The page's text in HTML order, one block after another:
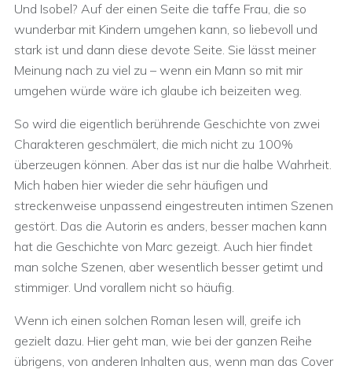
Und Isobel? Auf der einen Seite die taffe Frau, die so
wunderbar mit Kindern umgehen kann, so liebevoll und
stark ist und dann diese devote Seite. Sie lässt meiner
Meinung nach zu viel zu – wenn ein Mann so mit mir
umgehen würde wäre ich glaube ich beizeiten weg.
So wird die eigentlich berührende Geschichte von zwei
Charakteren geschmälert, die mich nicht zu 100%
überzeugen können. Aber das ist nur die halbe Wahrheit.
Mich haben hier wieder die sehr häufigen und
streckenweise unpassend eingestreuten intimen Szenen
gestört. Das die Autorin es anders, besser machen kann
hat die Geschichte von Marc gezeigt. Auch hier findet
man solche Szenen, aber wesentlich besser getimt und
stimmiger. Und vorallem nicht so häufig.
Wenn ich einen solchen Roman lesen will, greife ich
gezielt dazu. Hier geht man, wie bei der ganzen Reihe
übrigens, von anderen Inhalten aus, wenn man das Cover